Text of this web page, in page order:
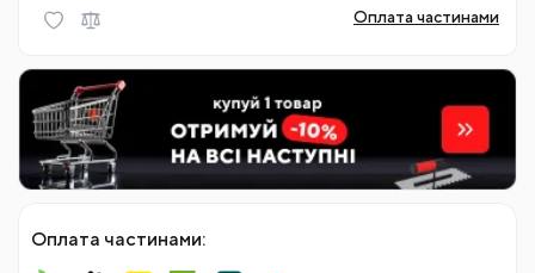
Оплата частинами
Оплата частинами: